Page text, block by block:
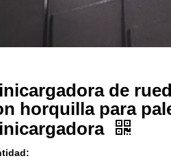
de
horquilla para